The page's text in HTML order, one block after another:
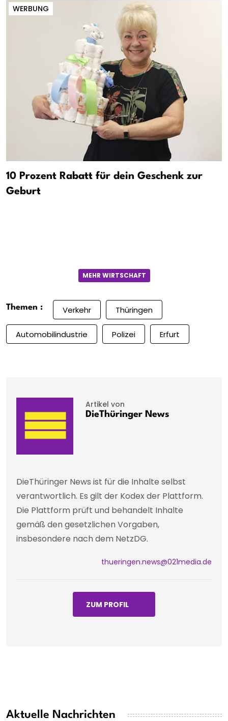
WERBUNG
10 Prozent Rabatt für dein Geschenk zur
Geburt
MEHR WIRTSCHAFT
Themen : Verkehr Thüringen
Automobilindustrie Polizei Erfurt
Artikel von
DieThüringer News
DieThüringer News ist für die Inhalte selbst
verantwortlich. Es gilt der Kodex der Plattform.
Die Plattform prüft und behandelt Inhalte
gemäß den gesetzlichen Vorgaben,
insbesondere nach dem NetzDG.
thueringen.news@021media.de
ZUM PROFIL
Aktuelle Nachrichten